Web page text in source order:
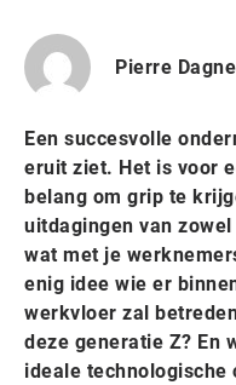
Pierre
Een succesvolle
eruit ziet. Het is voor
belang om grip te
uitdagingen van
wat met je
enig idee wie er
werkvloer zal
deze generatie Z? En
ideale technologische